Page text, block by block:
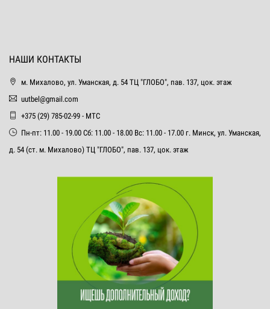
НАШИ КОНТАКТЫ
м. Михалово, ул. Уманская, д. 54 ТЦ "ГЛОБО", пав. 137, цок. этаж
uutbel@gmail.com
+375 (29) 785-02-99 - МТС
Пн-пт: 11.00 - 19.00 Сб: 11.00 - 18.00 Вс: 11.00 - 17.00 г. Минск, ул. Уманская,
д. 54 (ст. м. Михалово) ТЦ "ГЛОБО", пав. 137, цок. этаж